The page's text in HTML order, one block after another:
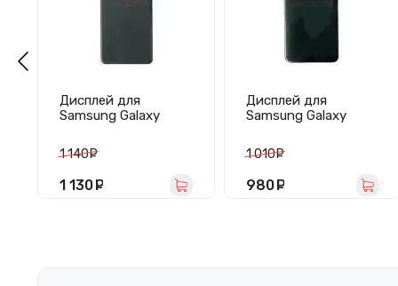
Дисплей для
Samsung Galaxy
тачскрином
(черный) - Оригинал
1 140
1 130 руб.
Дисплей для
Samsung Galaxy
тачскрином
(черный) - Оригинал
1 010
980